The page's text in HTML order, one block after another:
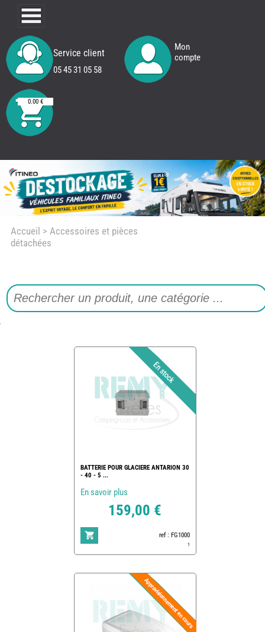
Service client
05 45 31 05 58
Mon
compte
0.00 €
Accueil > Accessoires et pièces
détachées
BATTERIE POUR GLACIERE ANTARION 30
- 40 - 5 ...
En savoir plus
159,00 €
ref : FG1000
1